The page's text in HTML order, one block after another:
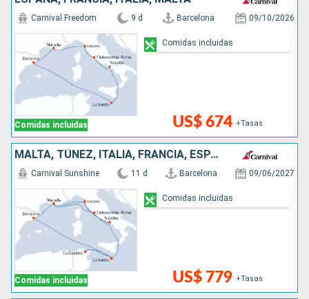
Comidas incluidas
Carnival Freedom 9 d Barcelona 09/10/2026
US$ 674 +Tasas
Comidas incluidas
MALTA, TÚNEZ, ITALIA, FRANCIA, ESPAÑA
Comidas incluidas
Carnival Sunshine 11 d Barcelona 09/06/2027
US$ 779 +Tasas
Comidas incluidas